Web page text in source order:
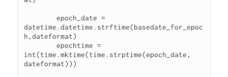
        epoch_date =
datetime.datetime.strftime(basedate_for_epoc
h,dateformat)
        epochtime =
int(time.mktime(time.strptime(epoch_date,
dateformat)))